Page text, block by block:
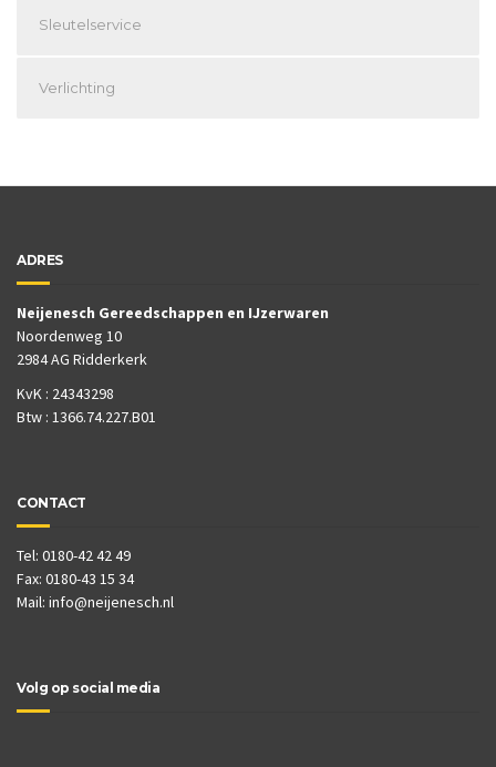
Sleutelservice
Verlichting
ADRES
Neijenesch Gereedschappen en IJzerwaren
Noordenweg 10
2984 AG Ridderkerk
KvK : 24343298
Btw : 1366.74.227.B01
CONTACT
Tel: 0180-42 42 49
Fax: 0180-43 15 34
Mail: info@neijenesch.nl
Volg op social media